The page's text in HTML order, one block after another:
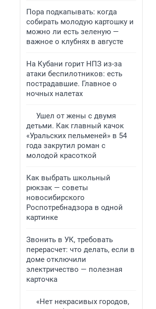
Пора подкапывать: когда
собирать молодую картошку и
можно ли есть зеленую —
важное о клубнях в августе
На Кубани горит НПЗ из-за
атаки беспилотников: есть
пострадавшие. Главное о
ночных налетах
Ушел от жены с двумя
детьми. Как главный качок
«Уральских пельменей» в 54
года закрутил роман с
молодой красоткой
Как выбрать школьный
рюкзак — советы
новосибирского
Роспотребнадзора в одной
картинке
Звонить в УК, требовать
перерасчет: что делать, если в
доме отключили
электричество — полезная
карточка
«Нет некрасивых городов,